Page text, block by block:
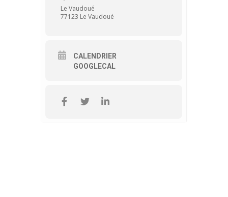
Le Vaudoué
77123 Le Vaudoué
CALENDRIER
GOOGLECAL